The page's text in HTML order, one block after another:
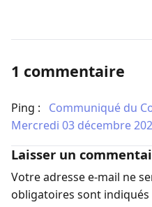
1 commentaire
Ping :
​Communiqué du
Mercredi 03 décembre
Laisser un
Votre adresse e-mail ne
obligatoires sont indiqués